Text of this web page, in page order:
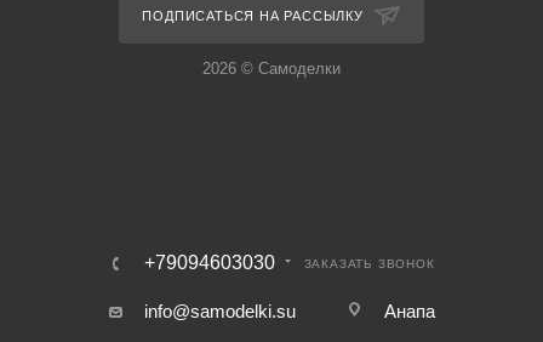
ПОДПИСАТЬСЯ НА РАССЫЛКУ
2026 © Самоделки
+79094603030 ЗАКАЗАТЬ ЗВОНОК
info@samodelki.su Анапа